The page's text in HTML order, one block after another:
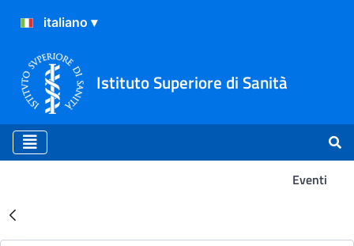
Istituto Superiore di Sanità
Eventi
Risultati della Ricerca -